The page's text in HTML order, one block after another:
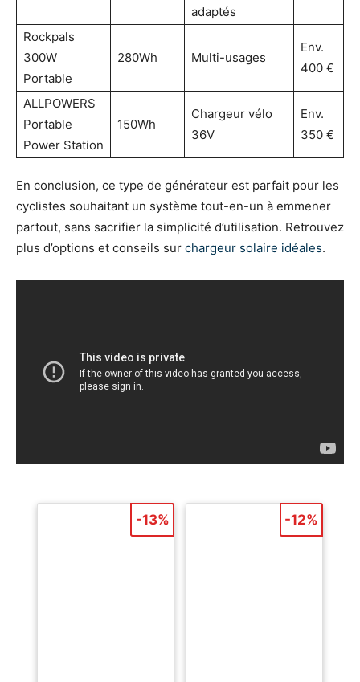
adaptés
Rockpals
300W
Portable
280Wh Multi-usages
Env.
400 €
ALLPOWERS
Portable
Power Station
150Wh
Chargeur vélo
36V
Env.
350 €
En conclusion, ce type de générateur est parfait pour les
cyclistes souhaitant un système tout-en-un à emmener
partout, sans sacrifier la simplicité d’utilisation. Retrouvez
plus d’options et conseils sur chargeur solaire idéales.
-13% -12%